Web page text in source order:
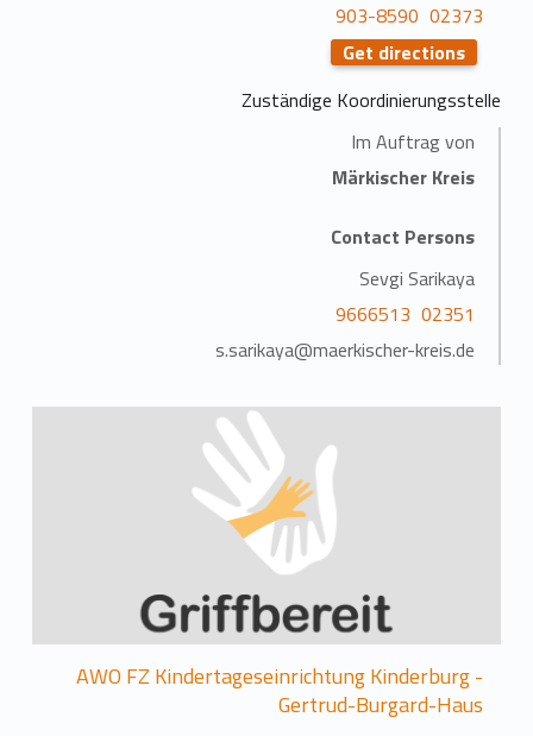
02373 903-8590
Get directions
Zuständige Koordinierungsstelle
Im Auftrag von
Märkischer Kreis
Contact Persons
Sevgi Sarikaya
02351 9666513
s.sarikaya@maerkischer-kreis.de
AWO FZ Kindertageseinrichtung Kinderburg -
Gertrud-Burgard-Haus